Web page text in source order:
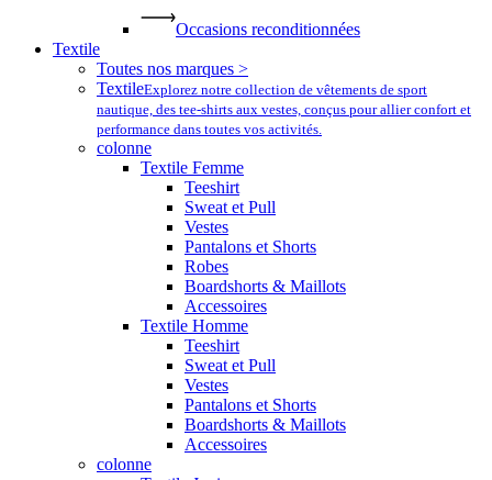
Occasions reconditionnées
Textile
Toutes nos marques >
TextileExplorez notre collection de vêtements de sport
nautique, des tee-shirts aux vestes, conçus pour allier confort et
performance dans toutes vos activités.
colonne
Textile Femme
Teeshirt
Sweat et Pull
Vestes
Pantalons et Shorts
Robes
Boardshorts & Maillots
Accessoires
Textile Homme
Teeshirt
Sweat et Pull
Vestes
Pantalons et Shorts
Boardshorts & Maillots
Accessoires
colonne